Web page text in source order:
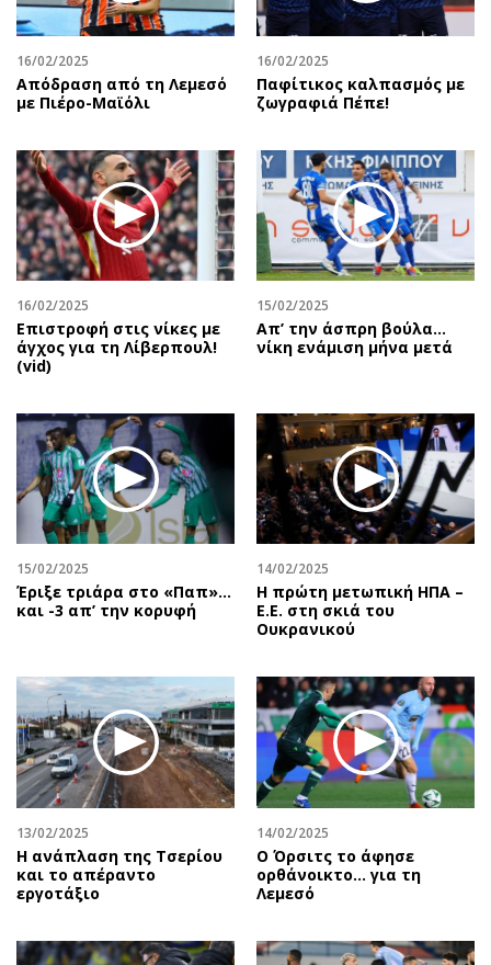
Ελλάδα
Κόσμος
Παράξενα
Πολιτισμός
Σινεμά
Θέατρο-Χορός
Μουσική
Εικαστικά
Βιβλίο
Χειρόγραφα
Συνταγές
Έξοδος
Media
Εκπομπές
Wine routes
Podcasts
Uncut
Προσφορές
Προσωπικότητες στην ''Κ''
Επιστολές
16/02/2025
Απόδραση από τη Λεμεσό
με Πιέρο-Μαϊόλι
16/02/2025
Παφίτικος καλπασμός με
ζωγραφιά Πέπε!
16/02/2025
Επιστροφή στις νίκες με
άγχος για τη Λίβερπουλ!
(vid)
15/02/2025
Απ’ την άσπρη βούλα…
νίκη ενάμιση μήνα μετά
15/02/2025
Έριξε τριάρα στο «Παπ»…
και -3 απ’ την κορυφή
14/02/2025
Η πρώτη μετωπική ΗΠΑ –
Ε.Ε. στη σκιά του
Ουκρανικού
13/02/2025
Η ανάπλαση της Τσερίου
και το απέραντο
εργοτάξιο
14/02/2025
Ο Όρσιτς το άφησε
ορθάνοικτο... για τη
Λεμεσό